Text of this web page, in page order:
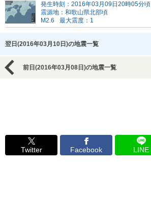
発生時刻：2016年03月09日20時05分頃
震源地：和歌山県北部頃
M2.6
最大震度：1
翌日(2016年03月10日)の地震一覧
前日(2016年03月08日)の地震一覧
Twitter Facebook LINE